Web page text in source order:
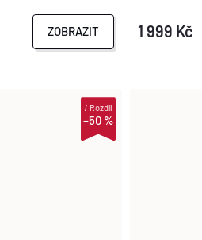
ZOBRAZIT 1 999 Kč
–50 %
iRozdíl